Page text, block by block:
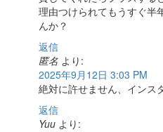
理由つけられてもうすぐ半
んか？
返信
匿名 より:
2025年9月12日 3:03 PM
絶対に許せません、インス
返信
Yuu より: